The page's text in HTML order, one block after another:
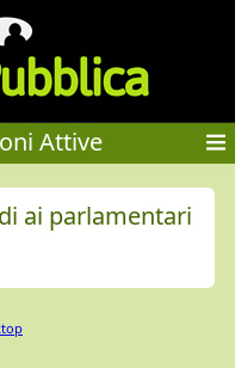
Attive
ai parlamentari